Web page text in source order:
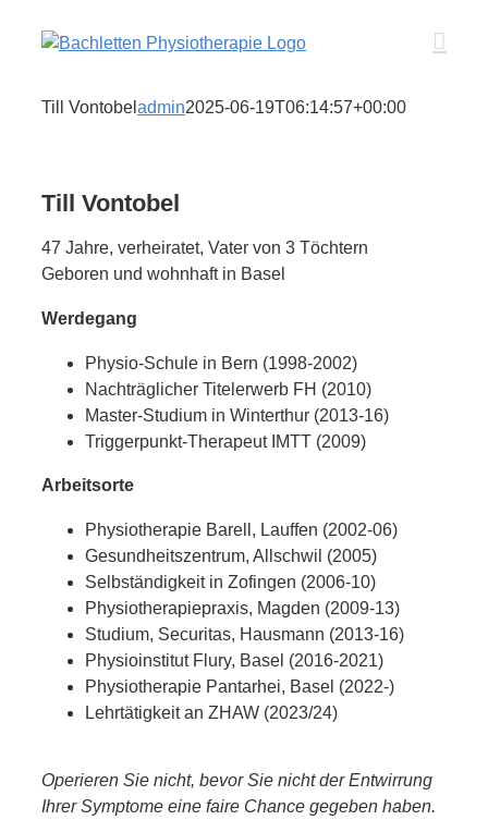
Inhalt
Till Vontobel admin2025-06-19T06:14:57+00:00
Till Vontobel
47 Jahre, verheiratet, Vater von 3 Töchtern
Geboren und wohnhaft in Basel
Werdegang
Physio-Schule in Bern (1998-2002)
Nachträglicher Titelerwerb FH (2010)
Master-Studium in Winterthur (2013-16)
Triggerpunkt-Therapeut IMTT (2009)
Arbeitsorte
Physiotherapie Barell, Lauffen (2002-06)
Gesundheitszentrum, Allschwil (2005)
Selbständigkeit in Zofingen (2006-10)
Physiotherapiepraxis, Magden (2009-13)
Studium, Securitas, Hausmann (2013-16)
Physioinstitut Flury, Basel (2016-2021)
Physiotherapie Pantarhei, Basel (2022-)
Lehrtätigkeit an ZHAW (2023/24)
Operieren Sie nicht, bevor Sie nicht der Entwirrung
Ihrer Symptome eine faire Chance gegeben haben.